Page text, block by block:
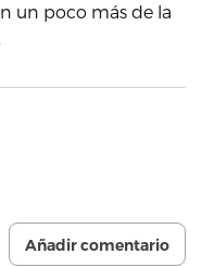
un poco más de la
Añadir comentario